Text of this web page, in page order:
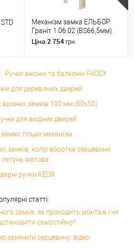
Механізм замка ЕЛЬБОР
Граніт 1.06.02 (BS66,5мм)
(н)
Ціна 2 754 грн.
Ручки віконні та балконні FADEX
для дерев'яних дверей
замків 100 мм (50x50)
для вхідних дверей
тільки механізм
замків, колір воротка серцевини
латунь матова
ручки KEDR
статті:
замка: як проходить монтаж і чи
самостійно?
замінити серцевину: відео